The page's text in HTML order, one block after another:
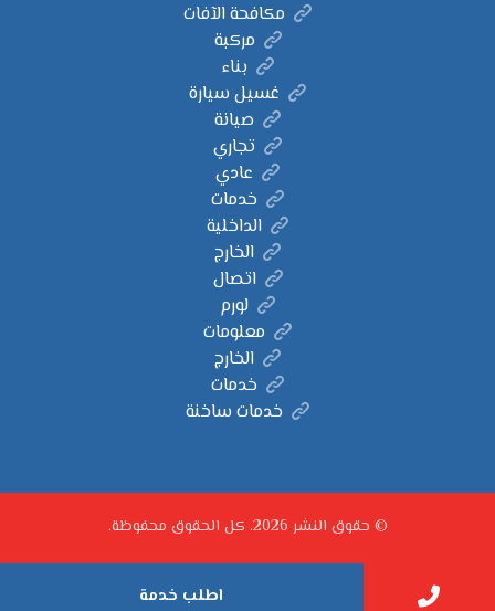
مكافحة الآفات
مركبة
بناء
غسيل سيارة
صيانة
تجاري
عادي
خدمات
الداخلية
الخارج
اتصال
لورم
معلومات
الخارج
خدمات
خدمات ساخنة
© حقوق النشر 2026. كل الحقوق محفوظة.
اطلب خدمة